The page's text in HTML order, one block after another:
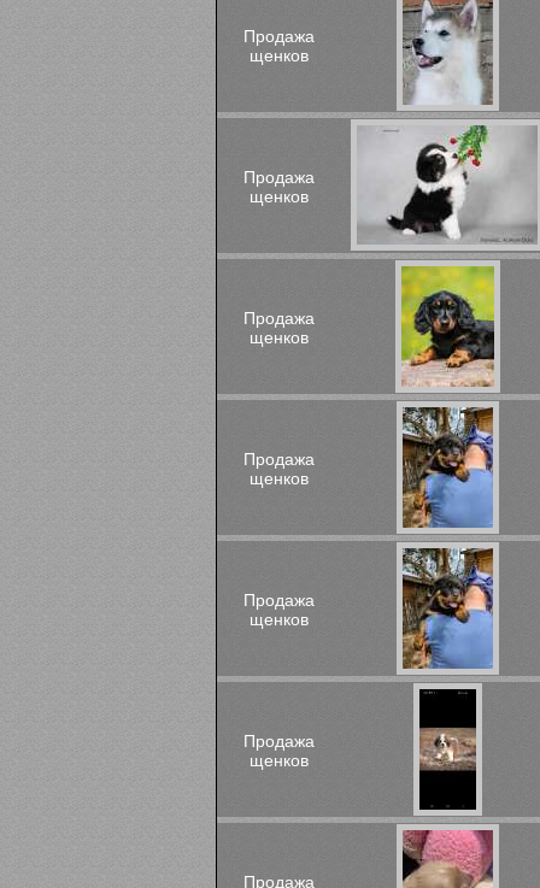
Продажа
щенков
Продажа
щенков
Продажа
щенков
Продажа
щенков
Продажа
щенков
Продажа
щенков
Продажа